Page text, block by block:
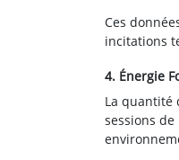
Ces
incitations
4. Énergie
La quantité
sessions